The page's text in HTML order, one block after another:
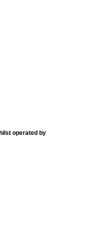
operated by